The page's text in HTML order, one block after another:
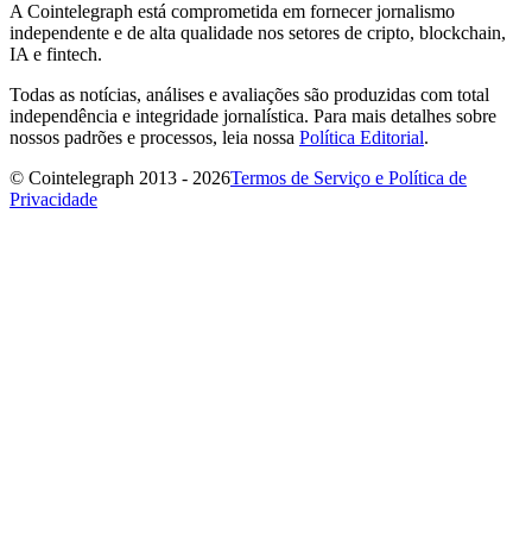
A Cointelegraph está comprometida em fornecer jornalismo
independente e de alta qualidade nos setores de cripto, blockchain,
IA e fintech.
Todas as notícias, análises e avaliações são produzidas com total
independência e integridade jornalística. Para mais detalhes sobre
nossos padrões e processos, leia nossa Política Editorial.
© Cointelegraph 2013 - 2026Termos de Serviço e Política de
Privacidade